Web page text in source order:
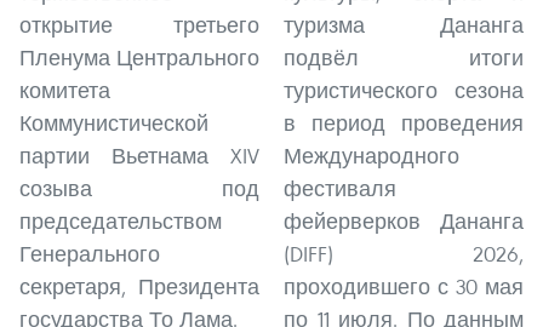
открытие третьего
Пленума Центрального
комитета
Коммунистической
партии Вьетнама XIV
созыва под
председательством
Генерального
секретаря, Президента
государства То Лама.
туризма Дананга
подвёл итоги
туристического сезона
в период проведения
Международного
фестиваля
фейерверков Дананга
(DIFF) 2026,
проходившего с 30 мая
по 11 июля. По данным